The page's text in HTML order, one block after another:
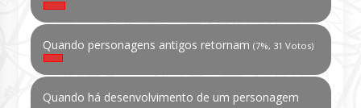
Quando personagens antigos retornam (7%, 31 Votos)
Quando há desenvolvimento de um personagem